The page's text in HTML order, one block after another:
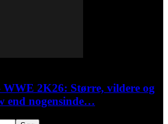
WWE 2K26: Større, vildere og
end nogensinde…